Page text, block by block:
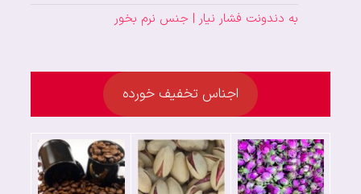
به دندونت فشار نیار | جنس نرم بخور
اجناس تخفیف خورده